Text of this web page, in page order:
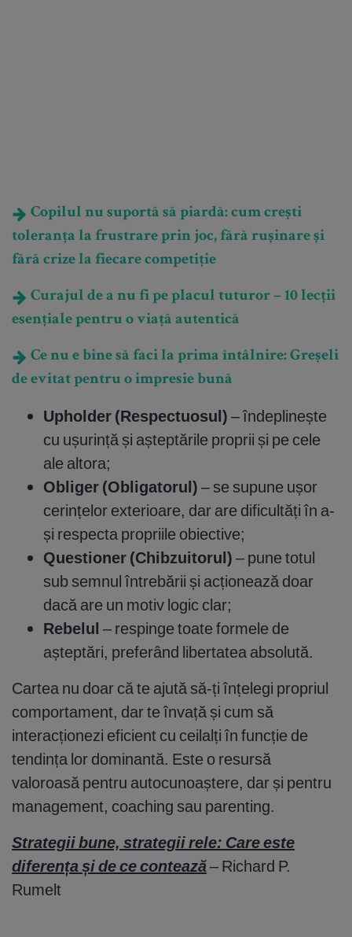
Copilul nu suportă să piardă: cum crești
toleranța la frustrare prin joc, fără rușinare și
fără crize la fiecare competiție
Curajul de a nu fi pe placul tuturor – 10 lecții
esențiale pentru o viață autentică
Ce nu e bine să faci la prima întâlnire: Greșeli
de evitat pentru o impresie bună
Upholder (Respectuosul) – îndeplinește
cu ușurință și așteptările proprii și pe cele
ale altora;
Obliger (Obligatorul) – se supune ușor
cerințelor exterioare, dar are dificultăți în a-
și respecta propriile obiective;
Questioner (Chibzuitorul) – pune totul
sub semnul întrebării și acționează doar
dacă are un motiv logic clar;
Rebelul – respinge toate formele de
așteptări, preferând libertatea absolută.
Cartea nu doar că te ajută să-ți înțelegi propriul
comportament, dar te învață și cum să
interacționezi eficient cu ceilalți în funcție de
tendința lor dominantă. Este o resursă
valoroasă pentru autocunoaștere, dar și pentru
management, coaching sau parenting.
Strategii bune, strategii rele: Care este
diferența și de ce contează– Richard P.
Rumelt